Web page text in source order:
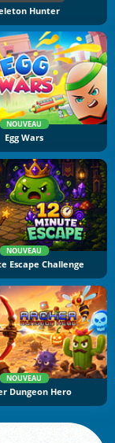
Hunter
NOUVEAU
Egg Wars
NOUVEAU
Escape Challenge
NOUVEAU
Dungeon Hero